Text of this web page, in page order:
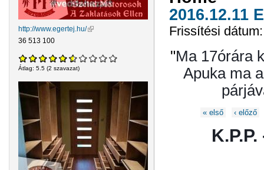
http://www.egertej.hu/(külső hivatkozás)
36 513 100
Átlag: 5.5 (2 szavazat)
2016.12.11
Frissítési
"Ma 17órára
Apuka ma
Oldalak« első ‹ előző